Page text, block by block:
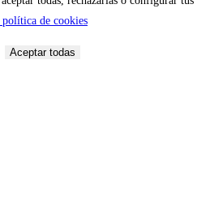
de cookies
Aceptar todas